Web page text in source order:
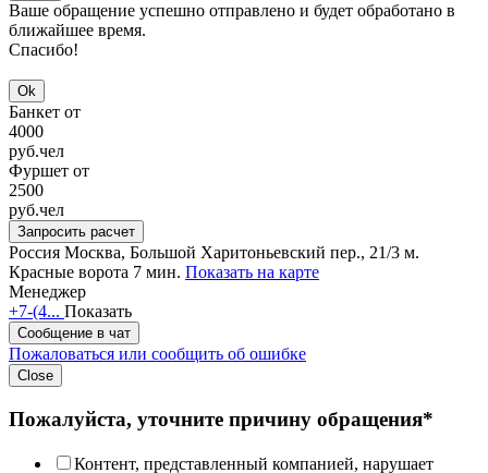
Ваше обращение успешно отправлено и будет обработано в
ближайшее время.
Спасибо!
Ok
Банкет от
4000
руб.чел
Фуршет от
2500
руб.чел
Запросить расчет
Россия Москва, Большой Харитоньевский пер., 21/3 м.
Красные ворота 7 мин. Показать на карте
Менеджер
+7-(4... Показать
Сообщение в чат
Пожаловаться или сообщить об ошибке
Close
Пожалуйста, уточните причину обращения*
Контент, представленный компанией, нарушает